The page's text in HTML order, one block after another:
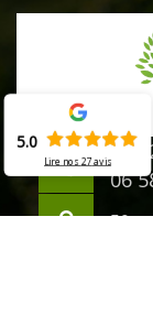
02
06
50
5.0
Lire nos 27avis